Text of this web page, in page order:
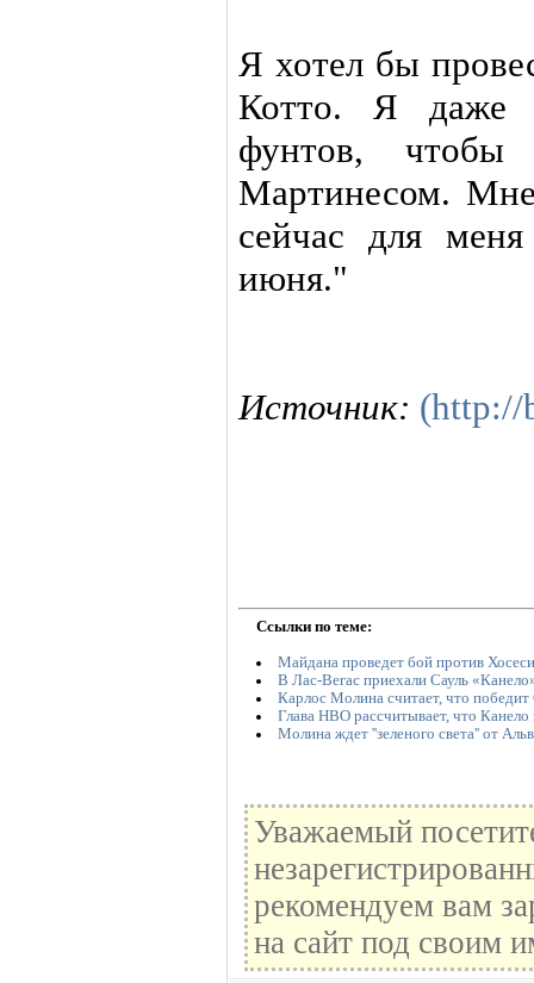
Я хотел бы
Котто. Я даже
фунтов,
Мартинесом.
сейчас для
июня."
Источник: (http://
Ссылки по теме:
Майдана проведет бой против
В Лас-Вегас приехали Сауль
Карлос Молина считает, что победит
Глава HBO рассчитывает, что
Молина ждет ''зеленого света'' от
Уважаемый
рекомендуем вам
на сайт под своим